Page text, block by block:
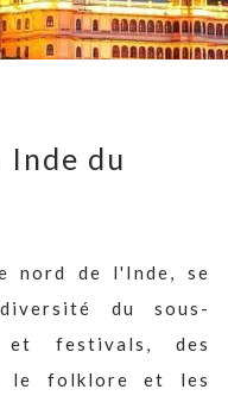
Inde du
nord de l'Inde, se
du sous-
et festivals, des
le folklore et les